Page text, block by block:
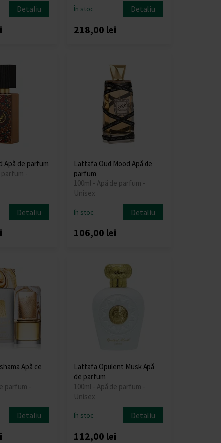
Detaliu În stoc Detaliu
218,00 lei
Apă de parfum
parfum -
Detaliu
Lattafa Oud Mood Apă de
parfum
100ml - Apă de parfum -
Unisex
În stoc Detaliu
106,00 lei
Apă de
parfum -
Detaliu
Lattafa Opulent Musk Apă
de parfum
100ml - Apă de parfum -
Unisex
În stoc Detaliu
112,00 lei